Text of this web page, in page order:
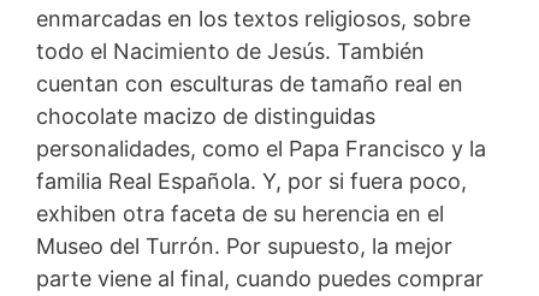
enmarcadas en los textos religiosos, sobre
todo el Nacimiento de Jesús. También
cuentan con esculturas de tamaño real en
chocolate macizo de distinguidas
personalidades, como el Papa Francisco y la
familia Real Española. Y, por si fuera poco,
exhiben otra faceta de su herencia en el
Museo del Turrón. Por supuesto, la mejor
parte viene al final, cuando puedes comprar